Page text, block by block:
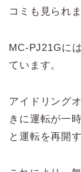
コミも見られま
MC-PJ21Gに
ています。
アイドリング
きに運転が一
と運転を再開